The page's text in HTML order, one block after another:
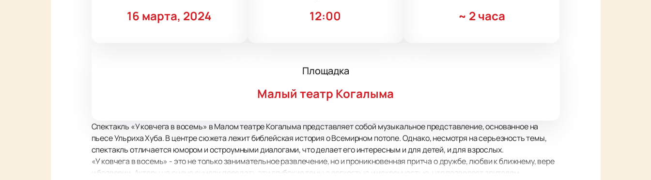
16 марта, 2024 12:00 ~ 2 часа
Площадка
Малый театр Когалыма
Спектакль «У ковчега в восемь» в Малом театре Когалыма представляет собой музыкальное представление, основанное на
пьесе Ульриха Хуба. В центре сюжета лежит библейская история о Всемирном потопе. Однако, несмотря на серьезность темы,
спектакль отличается юмором и остроумными диалогами, что делает его интересным и для детей, и для взрослых.
«У ковчега в восемь» - это не только занимательное развлечение, но и проникновенная притча о дружбе, любви к ближнему, вере
и безверии. Актеры на сцене сумели передать эти глубокие темы с легкостью и искренностью, что позволяет зрителям